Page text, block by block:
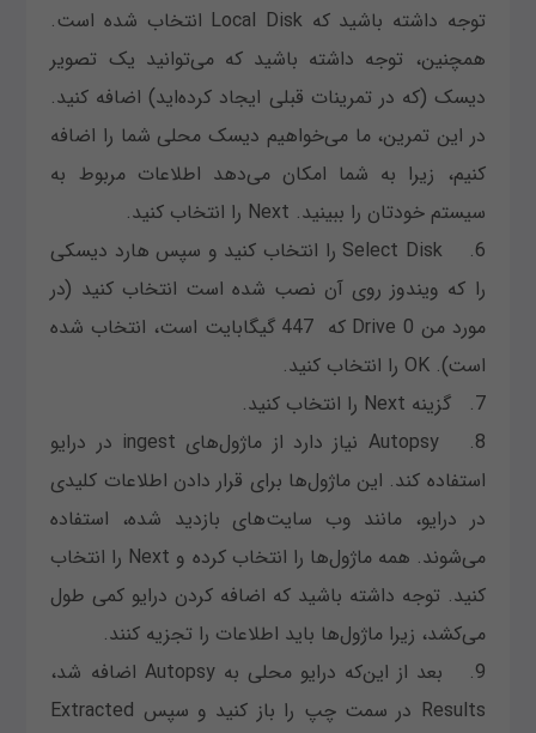
توجه داشته باشید که Local Disk انتخاب شده است.
همچنین، توجه داشته باشید که می‌توانید یک تصویر
دیسک (که در تمرینات قبلی ایجاد کرده‌اید) اضافه کنید.
در این تمرین، ما می‌خواهیم دیسک محلی شما را اضافه
کنیم، زیرا به شما امکان می‌دهد اطلاعات مربوط به
سیستم خودتان را ببینید. Next را انتخاب کنید.
6. Select Disk را انتخاب کنید و سپس هارد دیسکی
را که ویندوز روی آن نصب شده است انتخاب کنید (در
مورد من Drive 0 که 447 گیگابایت است، انتخاب شده
است). OK را انتخاب کنید.
7. گزینه Next را انتخاب کنید.
8. Autopsy نیاز دارد از ماژول‌های ingest در درایو
استفاده کند. این‌ ماژول‌ها برای قرار دادن اطلاعات کلیدی
در درایو، مانند وب سایت‌های بازدید شده، استفاده
می‌شوند. همه ماژول‌ها را انتخاب کرده و Next را انتخاب
کنید. توجه داشته باشید که اضافه کردن درایو کمی طول
می‌کشد، زیرا ماژول‌ها باید اطلاعات را تجزیه کنند.
9. بعد از این‌که درایو محلی به Autopsy اضافه شد،
Results در سمت چپ را باز کنید و سپس Extracted